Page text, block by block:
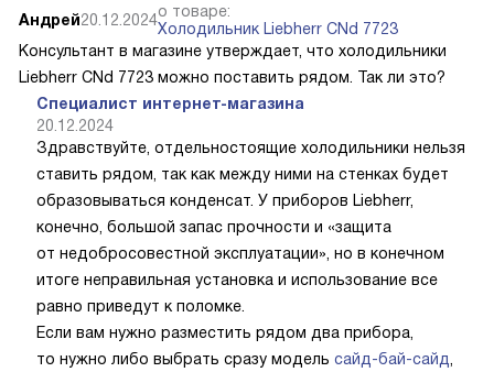
Андрей20.12.2024о товаре:
Холодильник Liebherr CNd 7723
Консультант в магазине утверждает, что холодильники
Liebherr CNd 7723 можно поставить рядом. Так ли это?
Специалист интернет-магазина
20.12.2024
Здравствуйте, отдельностоящие холодильники нельзя
ставить рядом, так как между ними на стенках будет
образовываться конденсат. У приборов Liebherr,
конечно, большой запас прочности и «защита
от недобросовестной эксплуатации», но в конечном
итоге неправильная установка и использование все
равно приведут к поломке.
Если вам нужно разместить рядом два прибора,
то нужно либо выбрать сразу модель сайд-бай-сайд